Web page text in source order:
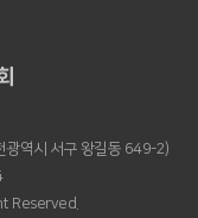
광역시 서구 왕길동 649-2)
Reserved.